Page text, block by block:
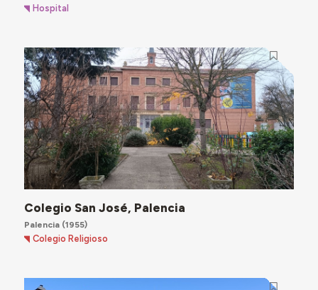
Hospital
Colegio San José, Palencia
Palencia(1955)
Colegio Religioso